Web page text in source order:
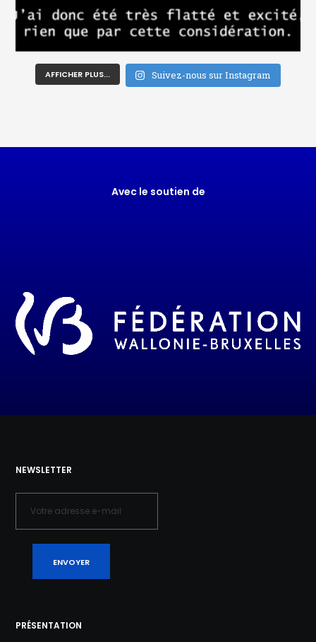
AFFICHER PLUS... Suivez-nous sur Instagram
Avec le soutien de
NEWSLETTER
PRÉSENTATION